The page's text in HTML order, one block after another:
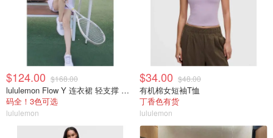
$124.00 $168.00
lululemon Flow Y 连衣裙 轻支撑 B/C杯
码全！3色可选
lululemon
$34.00 $48.00
有机棉女短袖T恤
丁香色有货
lululemon